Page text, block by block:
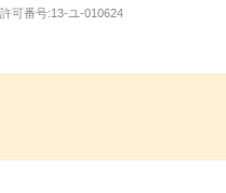
可番号:13-ユ-010624